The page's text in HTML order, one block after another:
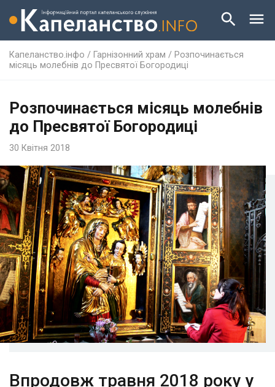
Капеланство.інфо / Гарнізонний храм / Розпочинається
місяць молебнів до Пресвятої Богородиці
Розпочинається місяць молебнів
до Пресвятої Богородиці
30 Квітня 2018
Впродовж травня 2018 року у